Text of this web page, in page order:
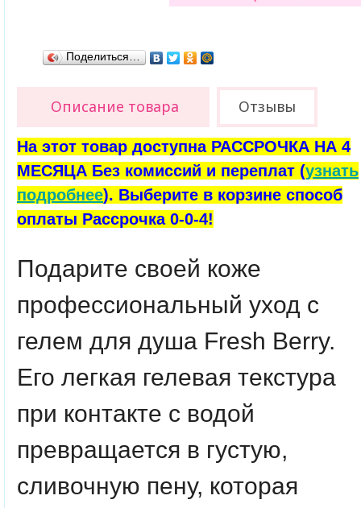
Поделиться…
Описание товара Отзывы
На этот товар доступна РАССРОЧКА НА 4
МЕСЯЦА Без комиссий и переплат (узнать
подробнее). Выберите в корзине способ
оплаты Рассрочка 0-0-4!
Подарите своей коже
профессиональный уход с
гелем для душа Fresh Berry.
Его легкая гелевая текстура
при контакте с водой
превращается в густую,
сливочную пену, которая